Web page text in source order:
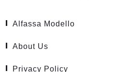
Alfassa Modello
About Us
Privacy Policy